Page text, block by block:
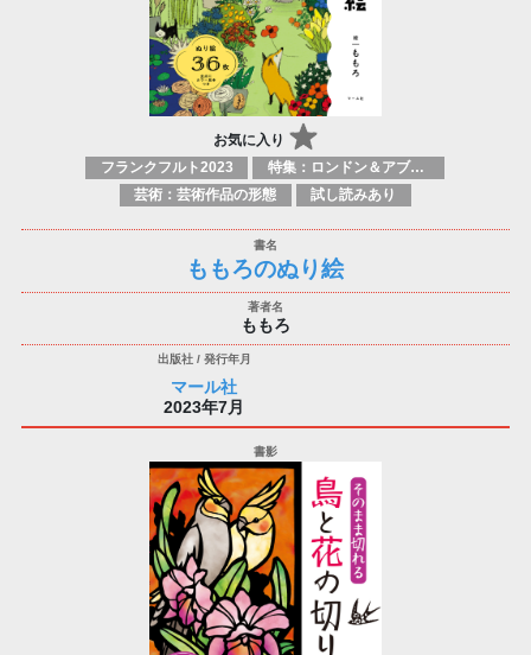
お気に入り
フランクフルト2023
特集：ロンドン＆アブダビブックフェア2026
芸術：芸術作品の形態
試し読みあり
ももろのぬり絵
ももろ
マール社
2023年7月